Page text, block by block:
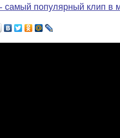
самый популярный клип в